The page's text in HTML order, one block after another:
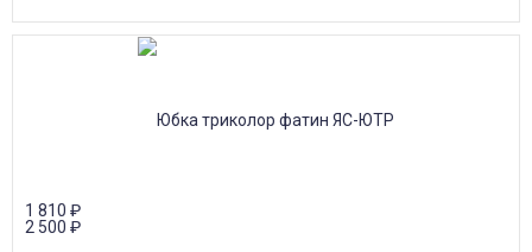
1 810 ₽
2 500 ₽